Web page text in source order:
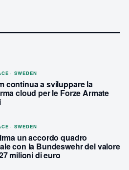
· SWEDEN
continua a sviluppare la
cloud per le Forze Armate
· SWEDEN
un accordo quadro
con la Bundeswehr del valore
milioni di euro